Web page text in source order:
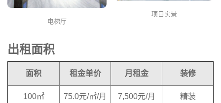
电梯厅
项目实景
出租面积
面积 租金单价 月租金 装修
100㎡ 75.0元/㎡/月 7,500元/月 精装